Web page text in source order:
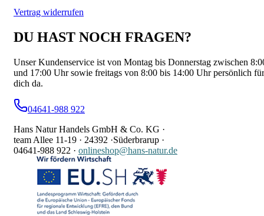
Vertrag widerrufen
DU HAST NOCH FRAGEN?
Unser Kundenservice ist von Montag bis Donnerstag zwischen
und 17:00 Uhr sowie freitags von 8:00 bis 14:00 Uhr persönlich für
dich da.
04641-988 922
Hans Natur Handels GmbH & Co. KG ·
team Allee 11-19 · 24392 ·Süderbrarup ·
04641-988 922 · onlineshop@hans-natur.de